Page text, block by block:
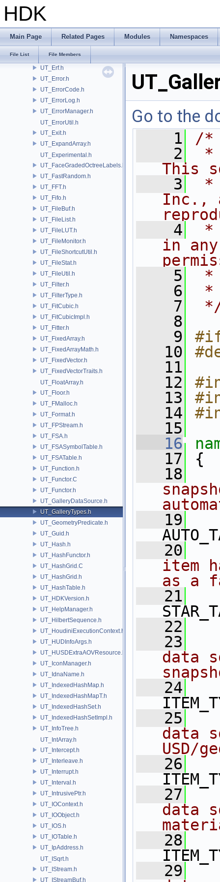
HDK
Main Page Related Pages Modules Namespaces
File List File Members
UT_EllipticIntegral.h
UT_EnumHelper.h
UT_EnumMacros.h
UT_EnvControl.h
UT_Erf.h
UT_Error.h
UT_ErrorCode.h
UT_ErrorLog.h
UT_ErrorManager.h
UT_ErrorUtil.h
UT_Exit.h
UT_ExpandArray.h
UT_Experimental.h
UT_FaceGradedOctreeLabels.h
UT_FastRandom.h
UT_FFT.h
UT_Fifo.h
UT_FileBuf.h
UT_FileList.h
UT_FileLUT.h
UT_FileMonitor.h
UT_FileShortcutUtil.h
UT_FileStat.h
UT_FileUtil.h
UT_Filter.h
UT_FilterType.h
UT_FitCubic.h
UT_FitCubicImpl.h
UT_Fitter.h
UT_FixedArray.h
UT_FixedArrayMath.h
UT_FixedVector.h
UT_FixedVectorTraits.h
UT_FloatArray.h
UT_Floor.h
UT_FMalloc.h
UT_Format.h
UT_FPStream.h
UT_FSA.h
UT_FSASymbolTable.h
UT_FSATable.h
UT_Function.h
UT_Functor.C
UT_Functor.h
UT_GalleryDataSource.h
UT_GalleryTypes.h
UT_GeometryPredicate.h
UT_Guid.h
UT_Hash.h
UT_HashFunctor.h
UT_HashGrid.C
UT_HashGrid.h
UT_HashTable.h
UT_HDKVersion.h
UT_HelpManager.h
UT_HilbertSequence.h
UT_HoudiniExecutionContext.h
UT_HUDInfoArgs.h
UT_HUSDExtraAOVResource.h
UT_IconManager.h
UT_IdnaName.h
UT_IndexedHashMap.h
UT_IndexedHashMapT.h
UT_IndexedHashSet.h
UT_IndexedHashSetImpl.h
UT_InfoTree.h
UT_IntArray.h
UT_Intercept.h
UT_Interleave.h
UT_Interrupt.h
UT_Interval.h
UT_IntrusivePtr.h
UT_IOContext.h
UT_IOObject.h
UT_IOS.h
UT_IOTable.h
UT_IpAddress.h
UT_ISqrt.h
UT_IStream.h
UT_IStreamBuf.h
Go to the
    1
/*
    2
*
This
    3
*
Inc.,
    4
*
in
    5
*
    6
*
    7
    8
    9
   10
   11
   12
   13
   14
   15
   16
   17
{
   18
   19
   20
item
as a
   21
   22
   23
data
   24
   25
data
USD/
   26
   27
data
   28
   29